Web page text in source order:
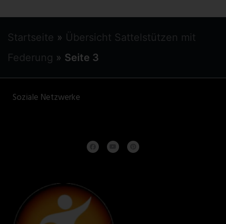
Startseite » Übersicht Sattelstützen mit
Federung » Seite 3
Soziale Netzwerke